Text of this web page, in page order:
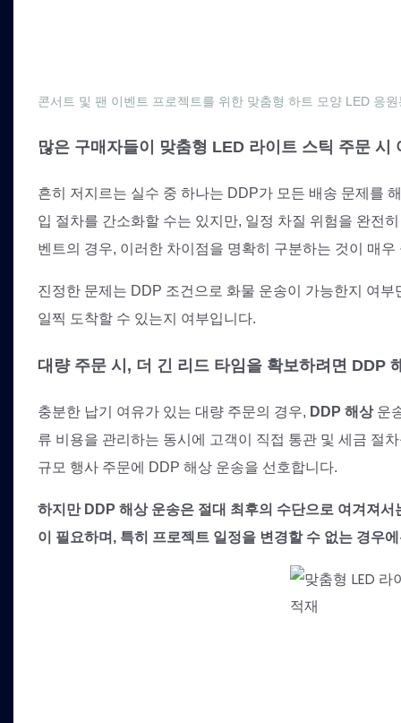
콘서트 및 팬 이벤트 프로젝트를 위한 맞춤형 하트 모양 LED 응원
많은 구매자들이 맞춤형 LED 라이트 스틱 주문
흔히 저지르는 실수 중 하나는 DDP가 모든 배송 문제를
입 절차를 간소화할 수는 있지만, 일정 차질 위험을 완전
벤트의 경우, 이러한 차이점을 명확히 구분하는 것이 매우
진정한 문제는 DDP 조건으로 화물 운송이 가능한지 여
일찍 도착할 수 있는지 여부입니다.
대량 주문 시, 더 긴 리드 타임을 확보하려면 DDP
충분한 납기 여유가 있는 대량 주문의 경우, DDP 해상운
류 비용을 관리하는 동시에 고객이 직접 통관 및 세금 절
규모 행사 주문에 DDP 해상 운송을 선호합니다.
하지만 DDP 해상 운송은 절대 최후의 수단으로 여겨져
이 필요하며, 특히 프로젝트 일정을 변경할 수 없는 경우